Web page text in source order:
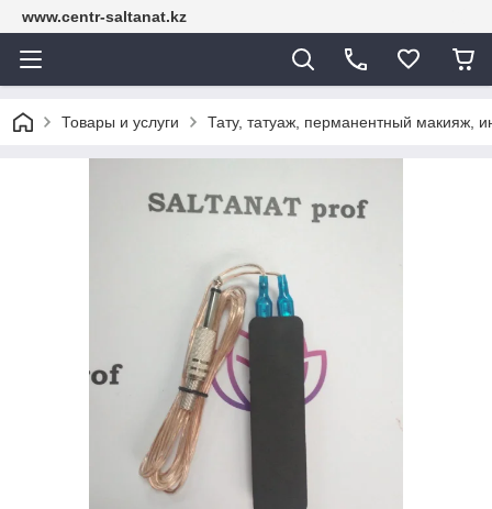
www.centr-saltanat.kz
Товары и услуги Тату, татуаж, перманентный макияж,